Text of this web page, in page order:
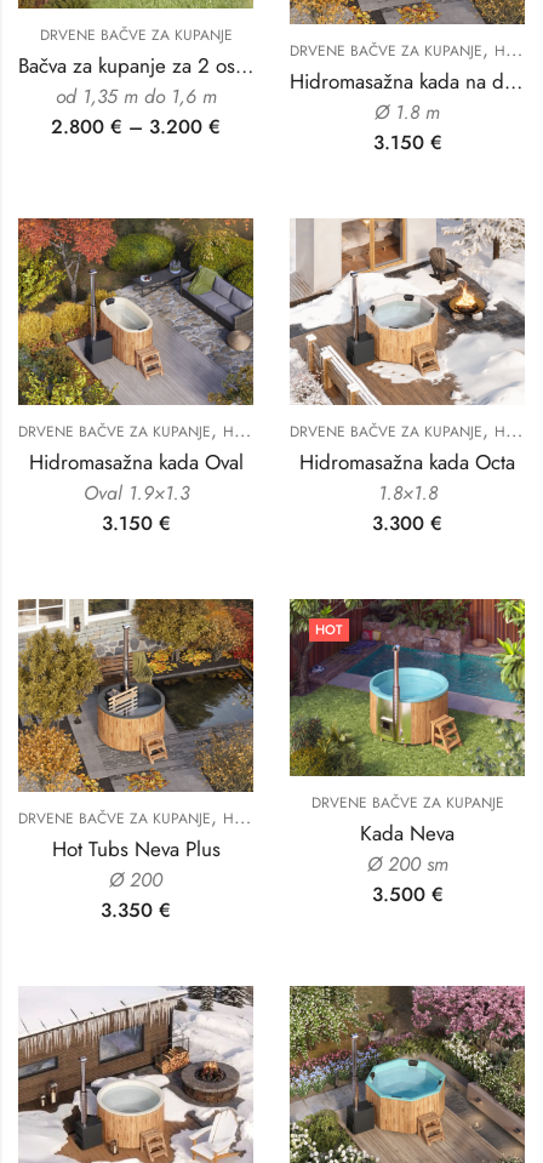
DRVENE BAČVE ZA KUPANJE
Bačva za kupanje za 2 osobe
od 1,35 m do 1,6 m
2.800 € – 3.200 €
DRVENE BAČVE ZA KUPANJE, HIDROMASAŽNE KADE ZA DVORIŠTE
Hidromasažna kada na drva
Ø 1.8 m
3.150 €
DRVENE BAČVE ZA KUPANJE, HIDROMASAŽNE KADE ZA DVORIŠTE
Hidromasažna kada Oval
Oval 1.9×1.3
3.150 €
DRVENE BAČVE ZA KUPANJE, HIDROMASAŽNE KADE ZA DVORIŠTE
Hidromasažna kada Octa
1.8×1.8
3.300 €
DRVENE BAČVE ZA KUPANJE, HIDROMASAŽNE KADE ZA DVORIŠTE
Hot Tubs Neva Plus
Ø 200
3.350 €
HOT
DRVENE BAČVE ZA KUPANJE
Kada Neva
Ø 200 sm
3.500 €